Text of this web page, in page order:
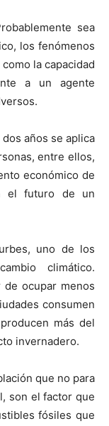
sea
los fenómenos
la capacidad
a un agente
años se aplica
entre ellos,
económico de
el futuro de un
uno de los
climático.
de ocupar menos
consumen
más del
invernadero.
que no para
son el factor que
fósiles que